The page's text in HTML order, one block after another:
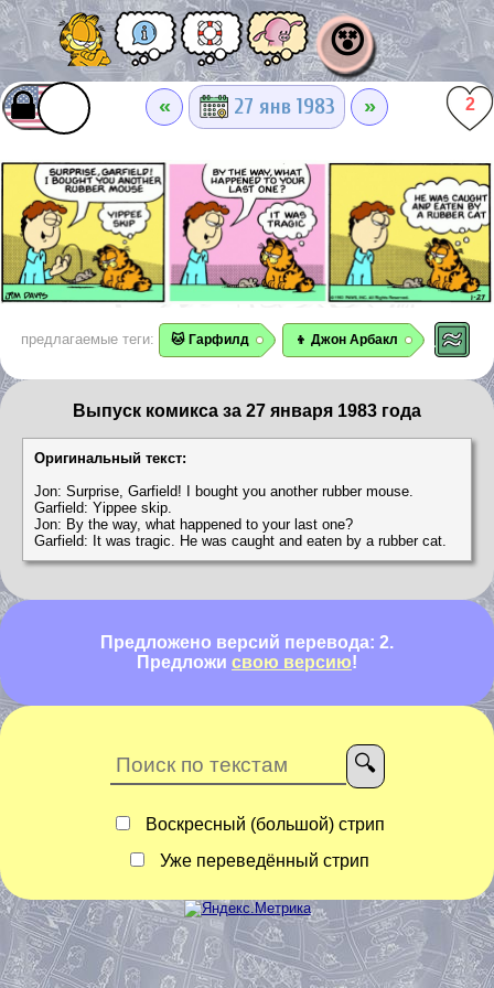
😵
« 27 янв 1983 » 2
предлагаемые теги: 🐱 Гарфилд 👦 Джон Арбакл
Выпуск комикса за 27 января 1983 года
Оригинальный текст:
Jon: Surprise, Garfield! I bought you another rubber mouse.
Garfield: Yippee skip.
Jon: By the way, what happened to your last one?
Garfield: It was tragic. He was caught and eaten by a rubber cat.
Предложено версий перевода: 2.
Предложи свою версию!
Воскресный (большой) стрип
Уже переведённый стрип